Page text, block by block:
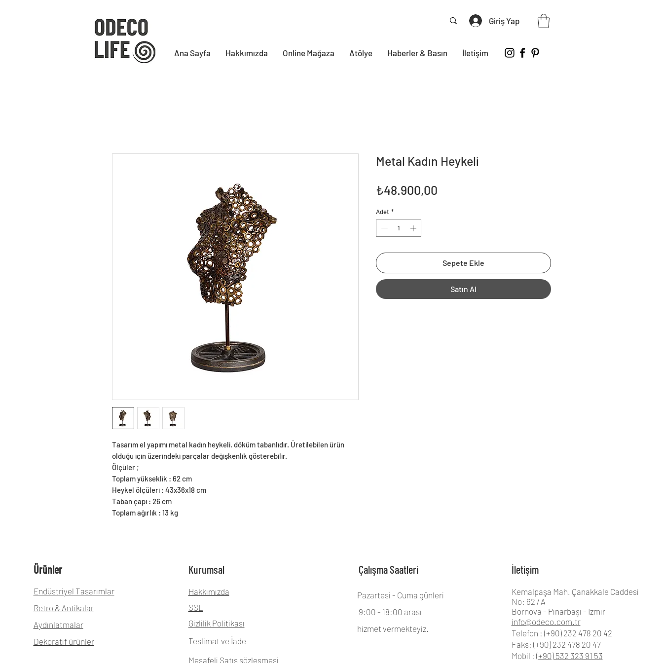
Giriş Yap
Ana Sayfa Hakkımızda Online Mağaza Atölye Haberler & Basın İletişim
Tasarım el yapımı metal kadın heykeli, döküm tabanlıdır. Üretilebilen ürün
olduğu için üzerindeki parçalar değişkenlik gösterebilir.
Ölçüler ;
Toplam yükseklik : 62 cm
Heykel ölçüleri : 43x36x18 cm
Taban çapı : 26 cm
Toplam ağırlık : 13 kg
Metal Kadın Heykeli
₺48.900,00
Adet *
Sepete Ekle
Satın Al
Ürünler
Endüstriyel Tasarımlar
Retro & Antikalar
Aydınlatmalar
Dekoratif ürünler
Kurumsal
Hakkımızda
SSL
Gizlilik Politikası
Teslimat ve İade
Mesafeli Satış sözleşmesi
Çalışma Saatleri
Pazartesi - Cuma günleri
9:00 - 18:00 arası
hizmet vermekteyiz.
İletişim
Kemalpaşa Mah. Çanakkale Caddesi
No: 62 / A
Bornova - Pınarbaşı - İzmir
info@odeco.com.tr
Telefon : (+90) 232 478 20 42
Faks: (+90) 232 478 20 47
Mobil : (+90) 532 323 91 53